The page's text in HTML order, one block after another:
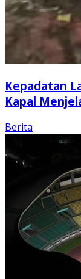
Kepadatan
Kapal
Berita